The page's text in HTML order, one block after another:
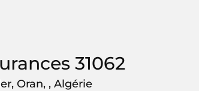
31062
Oran, , Algérie